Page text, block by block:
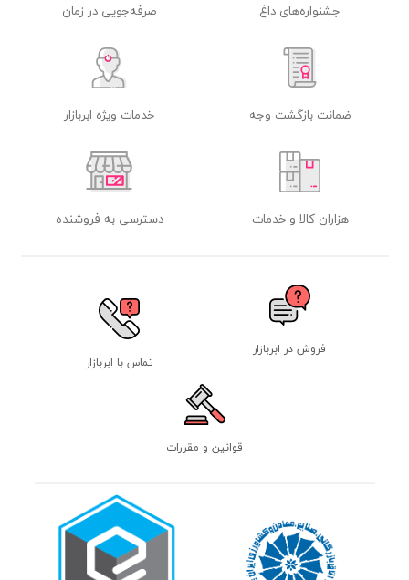
جشنواره‌های داغ صرفه‌جویی در زمان
ضمانت بازگشت وجه خدمات ویژه ابربازار
هزاران کالا و خدمات دسترسی به فروشنده
فروش در ابربازار
تماس با ابربازار
قوانین و مقررات